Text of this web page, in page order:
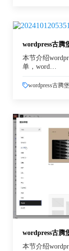
wordpress古腾
本节介绍
单，word…
wordpress古腾
wordpress古腾
本节介绍